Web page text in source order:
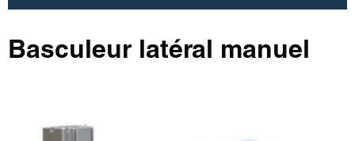
Basculeur latéral manuel